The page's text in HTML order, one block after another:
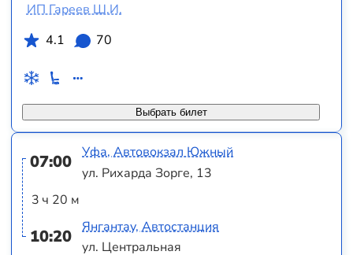
Выбрать билет
ИП Гареев Ш.И.
4.1
70
07:00
3 ч 20 м
10:20
Уфа, Автовокзал Южный
ул. Рихарда Зорге, 13
Янгантау, Автостанция
ул. Центральная